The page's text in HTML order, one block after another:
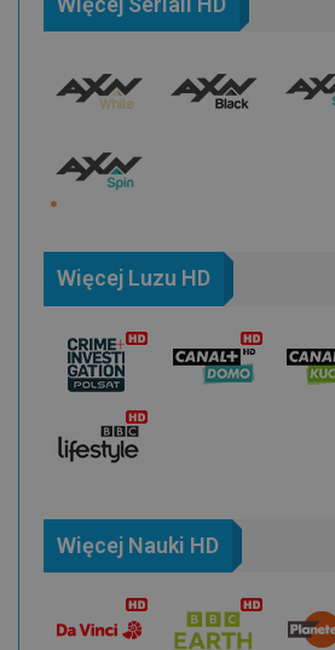
Więcej Luzu HD
Więcej Nauki HD